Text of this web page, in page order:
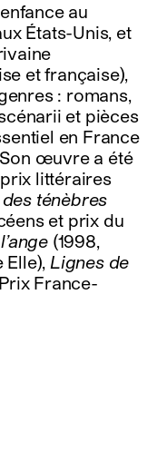
au
États-Unis, et
et française),
: romans,
et pièces
en France
œuvre a été
littéraires
ténèbres
et prix du
(1998,
Lignes de
France-